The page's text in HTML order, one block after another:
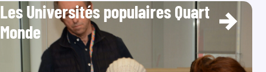
Les Universités populaires Quart
Monde